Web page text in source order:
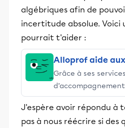
algébriques afin de
incertitude absolue. Voici
pourrait t'aider :
Alloprof aide
Grâce à ses services
stimulants,
et leurs parents
éducative.
J'espère avoir répondu à
pas à nous réécrire si des